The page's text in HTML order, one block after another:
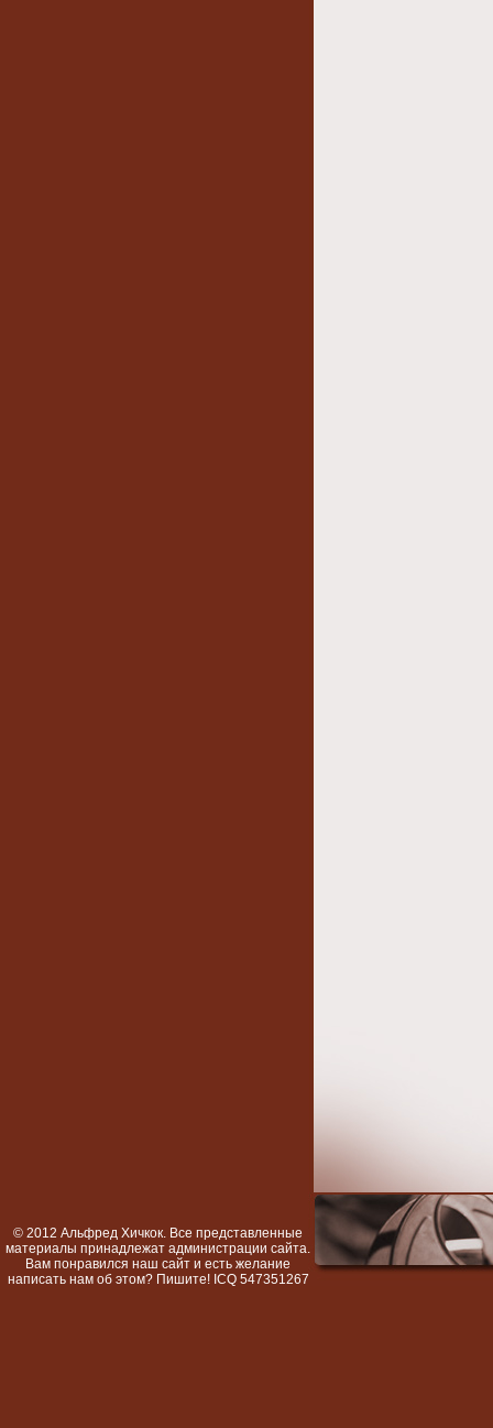
© 2012 Альфред Хичкок. Все представленные
материалы принадлежат администрации сайта.
Вам понравился наш сайт и есть желание
написать нам об этом? Пишите! ICQ 547351267